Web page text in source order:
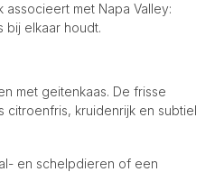
met Napa Valley:
elkaar houdt.
met geitenkaas. De frisse
citroenfris, kruidenrijk en subtiel
en schelpdieren of een